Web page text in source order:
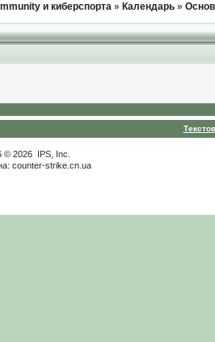
и киберспорта» Календарь»
© 2026 IPS, Inc
counter-strike.cn.ua